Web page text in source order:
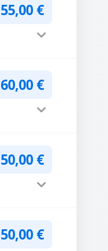
55,00€
60,00€
50,00€
50,00€